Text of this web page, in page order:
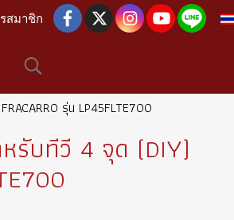
สมาชิก
รุ่น LP45FLTE700
รับทีวี 4 จุด (DIY)